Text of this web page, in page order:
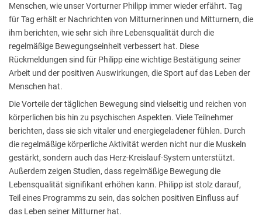
Menschen, wie unser Vorturner Philipp immer wieder erfährt. Tag
für Tag erhält er Nachrichten von Mitturnerinnen und Mitturnern, die
ihm berichten, wie sehr sich ihre Lebensqualität durch die
regelmäßige Bewegungseinheit verbessert hat. Diese
Rückmeldungen sind für Philipp eine wichtige Bestätigung seiner
Arbeit und der positiven Auswirkungen, die Sport auf das Leben der
Menschen hat.
Die Vorteile der täglichen Bewegung sind vielseitig und reichen von
körperlichen bis hin zu psychischen Aspekten. Viele Teilnehmer
berichten, dass sie sich vitaler und energiegeladener fühlen. Durch
die regelmäßige körperliche Aktivität werden nicht nur die Muskeln
gestärkt, sondern auch das Herz-Kreislauf-System unterstützt.
Außerdem zeigen Studien, dass regelmäßige Bewegung die
Lebensqualität signifikant erhöhen kann. Philipp ist stolz darauf,
Teil eines Programms zu sein, das solchen positiven Einfluss auf
das Leben seiner Mitturner hat.